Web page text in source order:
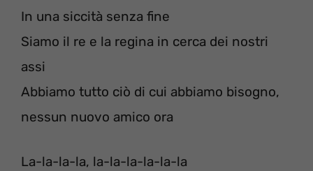
In una siccità senza fine
Siamo il re e la regina in cerca dei nostri
assi
Abbiamo tutto ciò di cui abbiamo bisogno,
nessun nuovo amico ora
La-la-la-la, la-la-la-la-la-la